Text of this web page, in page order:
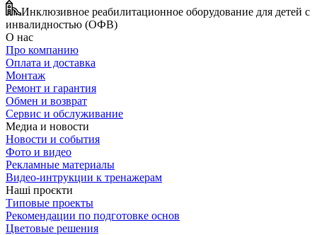
Инклюзивное реабилитационное оборудование для детей с
инвалидностью (ОФВ)
О нас
Про компанию
Оплата и доставка
Монтаж
Ремонт и гарантия
Обмен и возврат
Сервис и обслуживание
Медиа и новости
Новости и события
Фото и видео
Рекламные материалы
Видео-интрукции к тренажерам
Наші проєкти
Типовые проекты
Рекомендации по подготовке основ
Цветовые решения